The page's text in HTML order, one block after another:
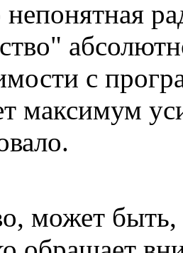
непонятная
с
максимум
может